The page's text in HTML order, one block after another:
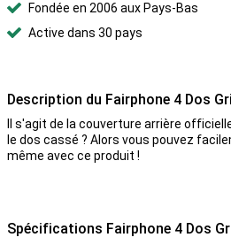
Fondée en 2006 aux Pays-Bas
Active dans 30 pays
Description du Fairphone 4 Dos
Il s'agit de la couverture arrière
le dos cassé ? Alors vous pouvez
même avec ce produit !
Spécifications Fairphone 4 Dos